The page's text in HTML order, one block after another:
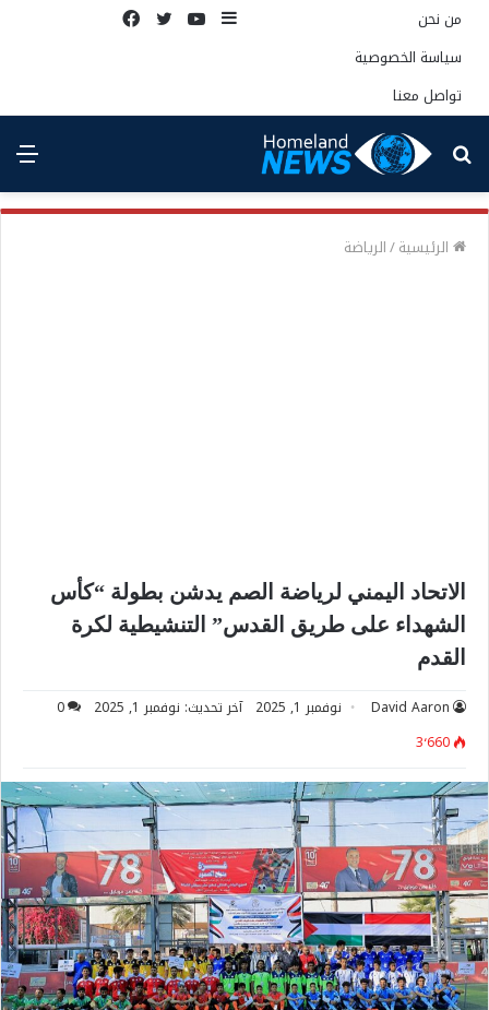
من نحن
سياسة الخصوصية
تواصل معنا
إضافة يوتيوبتويتر
بحث
عن
الرئيسية/الرياضة
الاتحاد اليمني لرياضة الصم يدشن بطولة “كأس
الشهداء على طريق القدس” التنشيطية لكرة
القدم
David Aaron نوفمبر 1, 2025 آخر تحديث: نوفمبر 1, 2025
0
3٬660